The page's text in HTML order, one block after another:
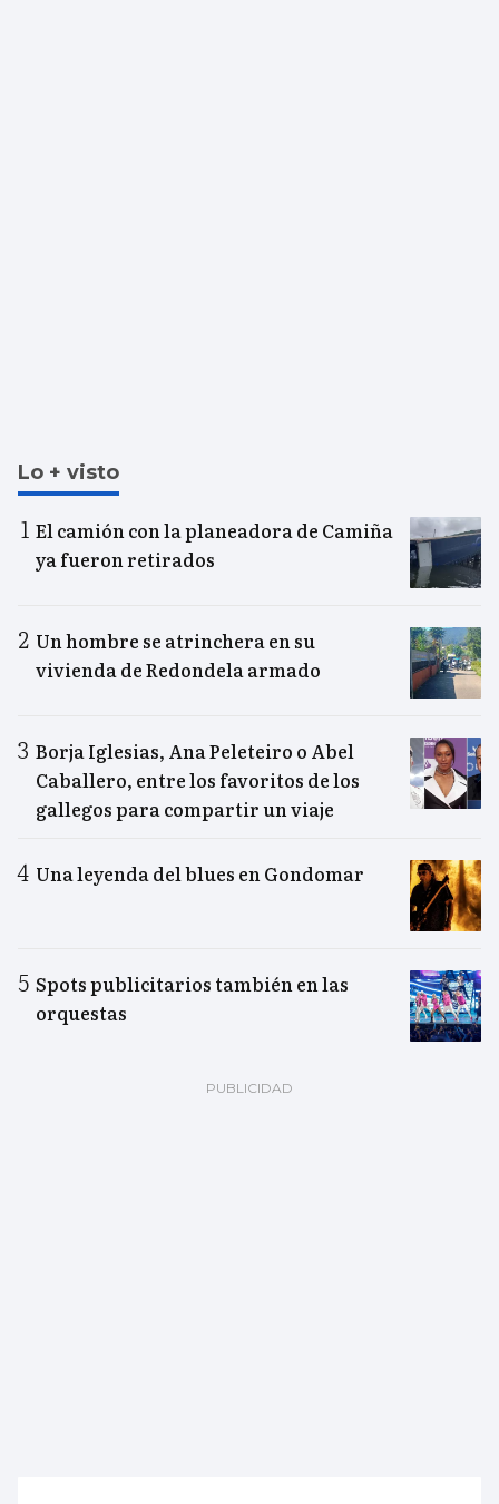
Lo + visto
El camión con la planeadora de Camiña
ya fueron retirados
Un hombre se atrinchera en su
vivienda de Redondela armado
Borja Iglesias, Ana Peleteiro o Abel
Caballero, entre los favoritos de los
gallegos para compartir un viaje
Una leyenda del blues en Gondomar
Spots publicitarios también en las
orquestas